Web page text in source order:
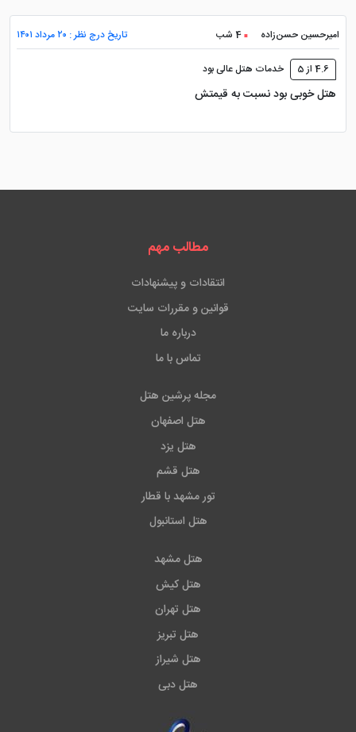
2.5 کیلومتر با این هتل فاصله دارد. همچنین ایستگاه قطار
ایروان در 4 کیلومتری هتل قرار گرفته است. فاصله هتل تا
فرودگاه بین المللی زوارتنوتس 13 کیلومتر می باشد.
امیرحسین حسن‌زاده 4 شب تاریخ درج نظر : ۲۰ مرداد ۱۴۰۱
4.6 از 5 خدمات هتل عالی بود
هتل خوبی بود نسبت به قیمتش
مطالب مهم
انتقادات و پیشنهادات
قوانین و مقررات سایت
درباره ما
تماس با ما
مجله پرشین هتل
هتل اصفهان
هتل یزد
هتل قشم
تور مشهد با قطار
هتل استانبول
هتل مشهد
هتل کیش
هتل تهران
هتل تبریز
هتل شیراز
هتل دبی